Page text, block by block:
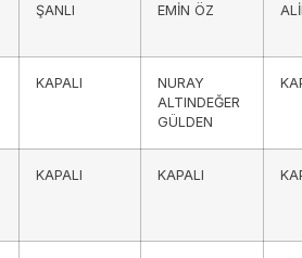
ŞANLI
EMİN ÖZ
KAPALI
NURAY
ALTINDEĞER
GÜLDEN
KAPALI KAPALI